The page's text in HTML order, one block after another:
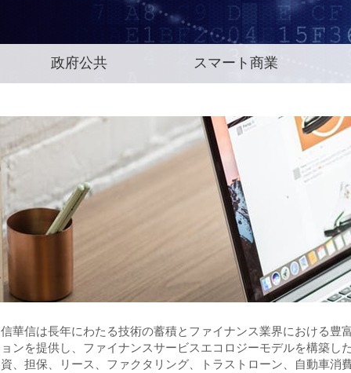
政府公共 スマート商業
信華信は長年にわたる技術の蓄積とファイナンス業界における
ョンを提供し、ファイナンスサービスエコロジーモデルを構築
資、担保、リース、ファクタリング、トラストローン、自動車